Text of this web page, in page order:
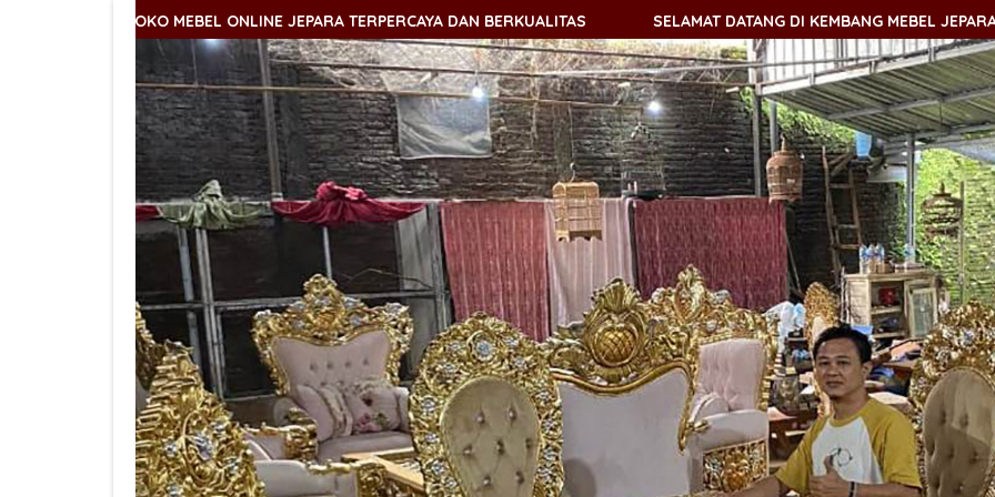
MEBEL ONLINE JEPARA TERPERCAYA DAN BERKUALITAS SELAMAT DATANG DI KEMBANG MEBEL JEPARA - TOKO MEBEL
MEBEL ONLINE JEPARA TERPERCAYA DAN BERKUALITAS SELAMAT DATANG DI KEMBANG MEBEL JEPARA - TOKO MEBEL
MEBEL ONLINE JEPARA TERPERCAYA DAN BERKUALITAS SELAMAT DATANG DI KEMBANG MEBEL JEPARA - TOKO MEBEL